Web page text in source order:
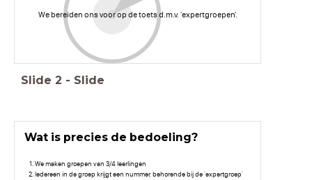
We bereiden ons voor op de toets d.m.v. 'expertgroepen'.
Slide 2 - Slide
Wat is precies de bedoeling?
We maken groepen van 3/4 leerlingen
Iedereen in de groep krijgt een nummer, behorende bij de 'expertgroep'